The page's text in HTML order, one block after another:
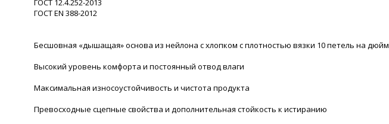
ГОСТ EN 388-2012
Бесшовная «дышащая» основа из нейлона с хлопком с плотностью вязки 10 петель на дюйм
Высокий уровень комфорта и постоянный отвод влаги
Максимальная износоустойчивость и чистота продукта
Превосходные сцепные свойства и дополнительная стойкость к истиранию